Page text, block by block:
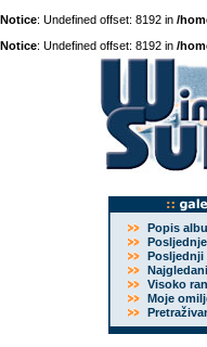
Notice: Undefined offset: 8192 in /
Notice: Undefined offset: 8192 in /
Popis
Posljednji
Visoko
Moje